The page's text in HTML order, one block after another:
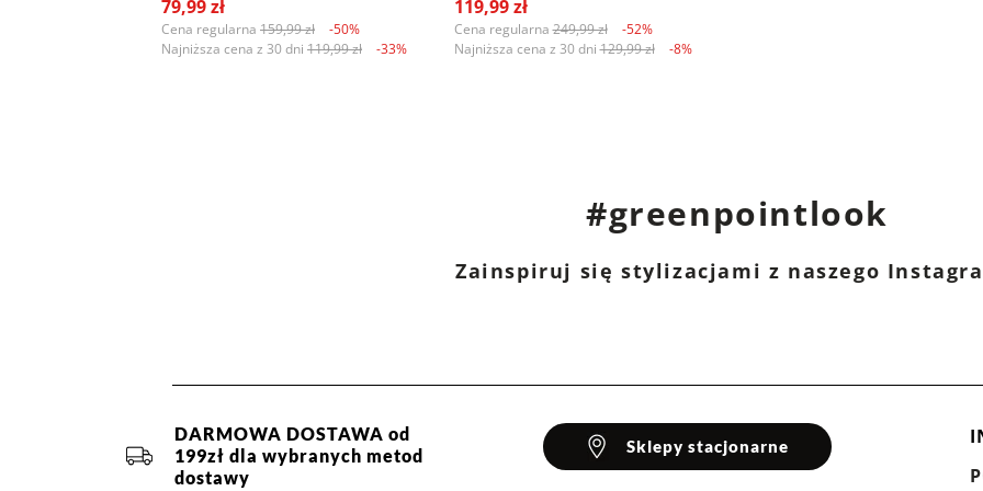
79,99 zł
Cena regularna 159,99 zł
-50%
Najniższa cena z 30 dni 119,99 zł -33%
119,99 zł
Cena regularna249,99 zł
-52%
Najniższa cena z 30 dni129,99 zł -8%
#greenpointlook
Zainspiruj się stylizacjami z naszego
DARMOWA DOSTAWA od
199zł dla wybranych metod
dostawy
Sklepy stacjonarne